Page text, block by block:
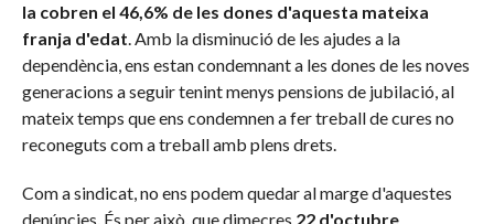
la cobren el 46,6% de les dones d'aquesta mateixa
franja d'edat. Amb la disminució de les ajudes a la
dependència, ens estan condemnant a les dones de les noves
generacions a seguir tenint menys pensions de jubilació, al
mateix temps que ens condemnen a fer treball de cures no
reconeguts com a treball amb plens drets.
Com a sindicat, no ens podem quedar al marge d'aquestes
denúncies. És per això, que dimecres 22 d'octubre